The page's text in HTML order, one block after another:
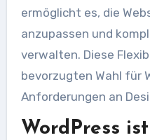
ermöglicht es, die
anzupassen und
verwalten. Diese
bevorzugten Wahl für
Anforderungen an
WordPress ist